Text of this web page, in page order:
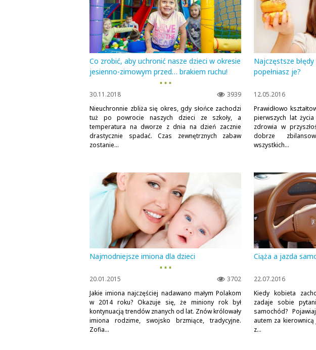
Co zrobić, aby uchronić nasze dzieci w okresie
jesienno-zimowym przed… brakiem ruchu!
▪ ▪ ▪
3939
30.11.2018
Nieuchronnie zbliża się okres, gdy słońce zachodzi
tuż po powrocie naszych dzieci ze szkoły, a
temperatura na dworze z dnia na dzień zacznie
drastycznie spadać. Czas zewnętrznych zabaw
zostanie...
Najczęstsze
popełniasz je?
12.05.2016
Prawidłowo
pierwszych lat
zdrowia w
dobrze
wszystkich...
Najmodniejsze imiona dla dzieci
▪ ▪ ▪
3702
20.01.2015
Jakie imiona najczęściej nadawano małym Polakom
w 2014 roku? Okazuje się, że miniony rok był
kontynuacją trendów znanych od lat. Znów królowały
imiona rodzime, swojsko brzmiące, tradycyjne.
Zofia...
Ciąża a jazda
22.07.2016
Kiedy kobieta
zadaje sobie
samochód?
autem za
z...